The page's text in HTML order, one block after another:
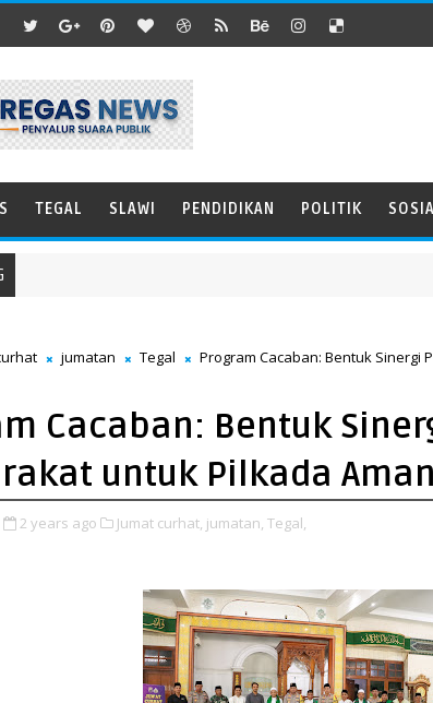
TEGAL SLAWI PENDIDIKAN POLITIK
jumatan Tegal
Program Cacaban: Bentuk Sinergi
Cacaban: Bentuk
untuk Pilkada Aman
2 years ago Jumat curhat, jumatan, Tegal,